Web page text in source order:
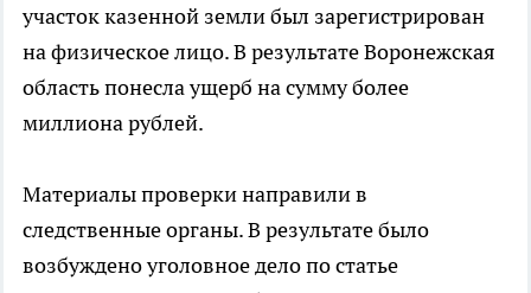
участок казенной земли был зарегистрирован
на физическое лицо. В результате Воронежская
область понесла ущерб на сумму более
миллиона рублей.
Материалы проверки направили в
следственные органы. В результате было
возбуждено уголовное дело по статье